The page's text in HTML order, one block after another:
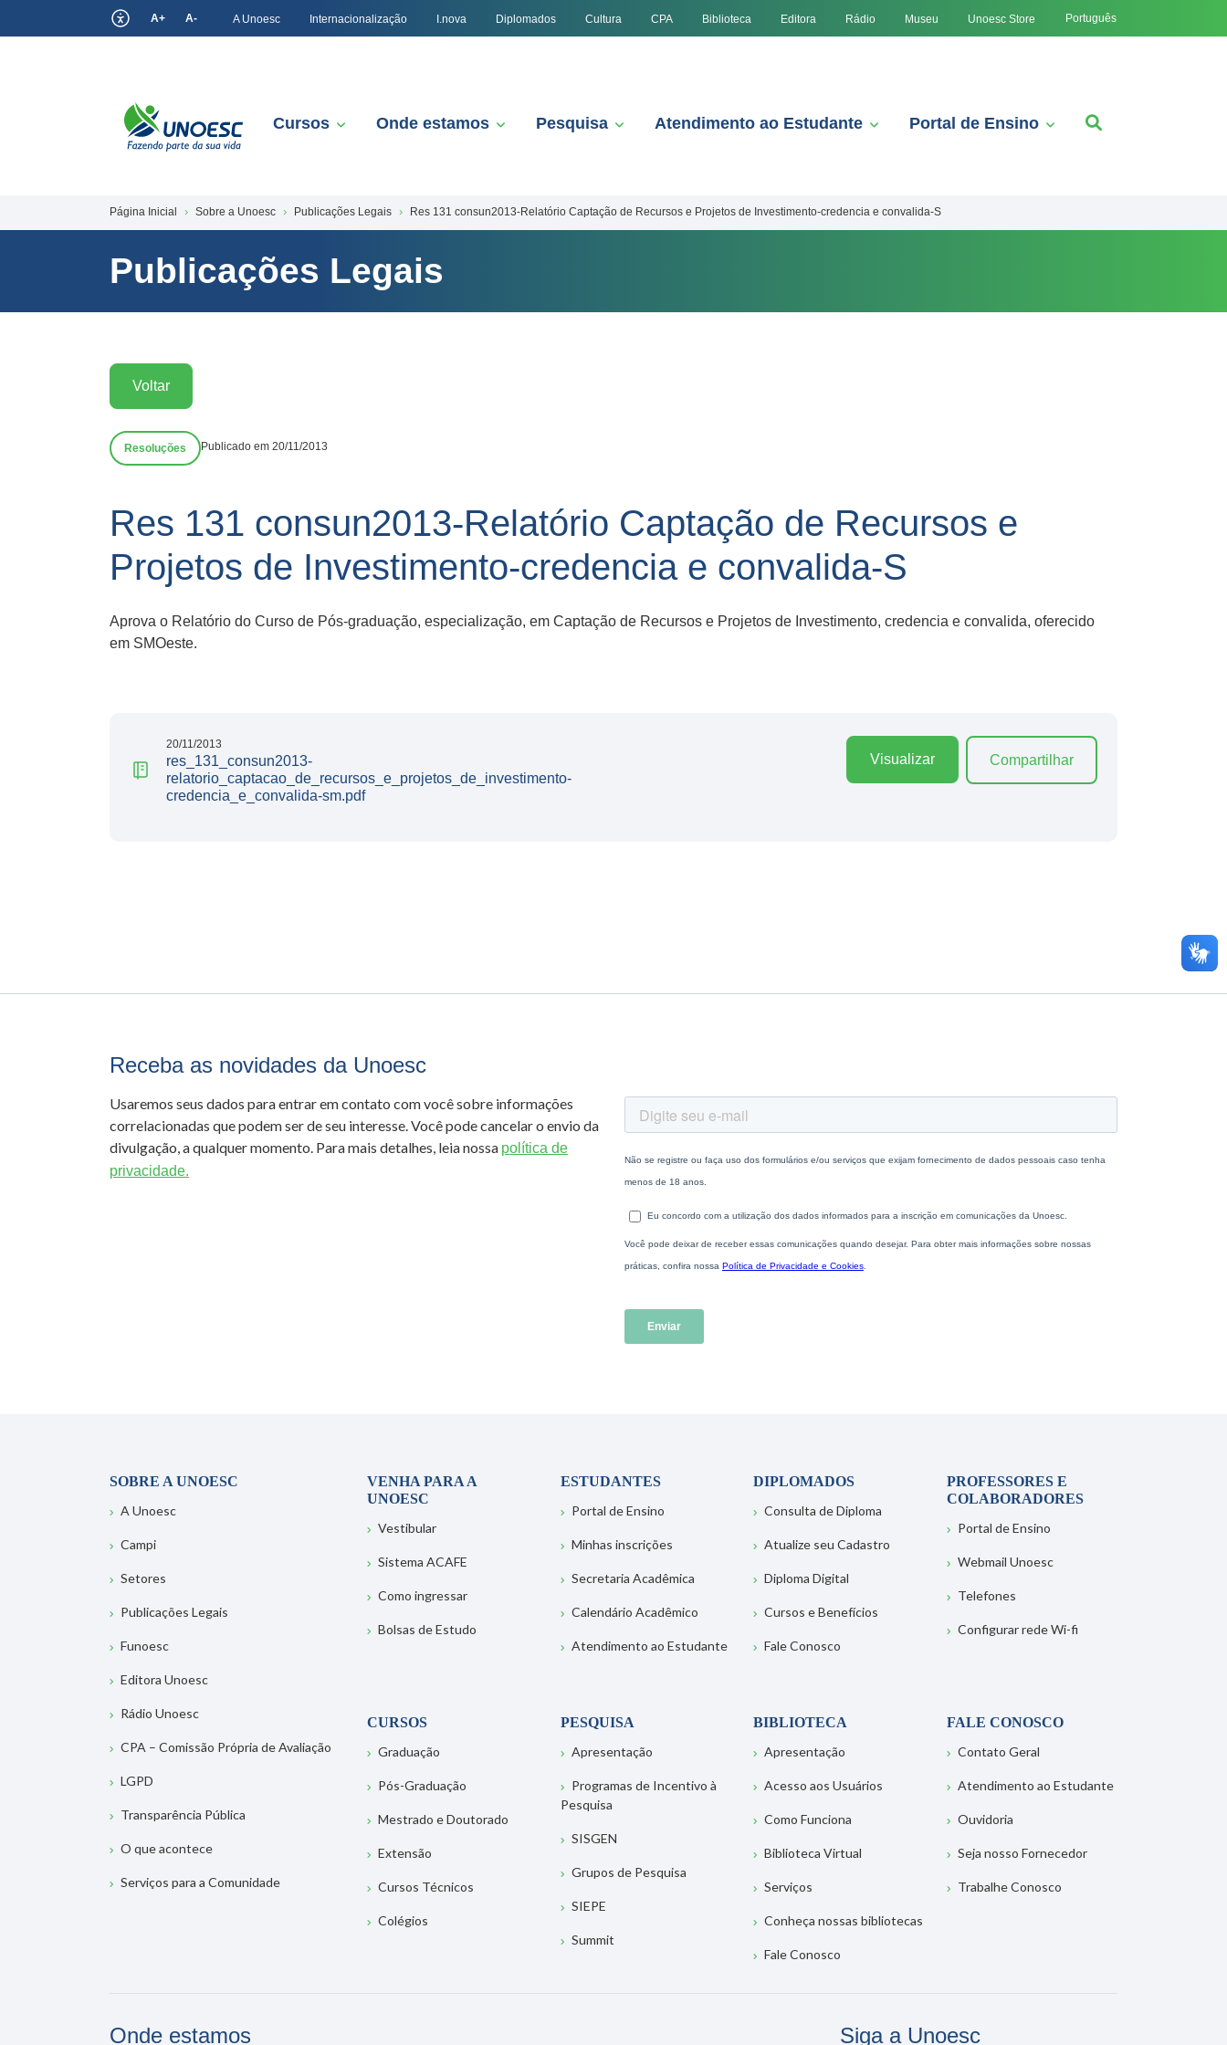
A+ A- A Unoesc Internacionalização I.nova Diplomados Cultura CPA Biblioteca Editora Rádio Museu Unoesc Store Português
Cursos Onde estamos Pesquisa Atendimento ao Estudante Portal de Ensino
Página Inicial Sobre a Unoesc Publicações Legais Res 131 consun2013-Relatório Captação de Recursos e Projetos de Investimento-credencia e convalida-S
Publicações Legais
Voltar
Resoluções Publicado em 20/11/2013
Res 131 consun2013-Relatório Captação de Recursos e
Projetos de Investimento-credencia e convalida-S
Aprova o Relatório do Curso de Pós-graduação, especialização, em Captação de Recursos e Projetos de Investimento, credencia e convalida, oferecido
em SMOeste.
20/11/2013
res_131_consun2013-
relatorio_captacao_de_recursos_e_projetos_de_investimento-
credencia_e_convalida-sm.pdf
Visualizar Compartilhar
Receba as novidades da Unoesc
Usaremos seus dados para entrar em contato com você sobre informações
correlacionadas que podem ser de seu interesse. Você pode cancelar o envio da
divulgação, a qualquer momento. Para mais detalhes, leia nossa política de
privacidade.
SOBRE A UNOESC
A Unoesc
Campi
Setores
Publicações Legais
Funoesc
Editora Unoesc
Rádio Unoesc
CPA – Comissão Própria de Avaliação
LGPD
Transparência Pública
O que acontece
Serviços para a Comunidade
VENHA PARA A
UNOESC
Vestibular
Sistema ACAFE
Como ingressar
Bolsas de Estudo
ESTUDANTES
Portal de Ensino
Minhas inscrições
Secretaria Acadêmica
Calendário Acadêmico
Atendimento ao Estudante
DIPLOMADOS
Consulta de Diploma
Atualize seu Cadastro
Diploma Digital
Cursos e Benefícios
Fale Conosco
PROFESSORES E
COLABORADORES
Portal de Ensino
Webmail Unoesc
Telefones
Configurar rede Wi-fi
CURSOS
Graduação
Pós-Graduação
Mestrado e Doutorado
Extensão
Cursos Técnicos
Colégios
PESQUISA
Apresentação
Programas de Incentivo à
Pesquisa
SISGEN
Grupos de Pesquisa
SIEPE
Summit
BIBLIOTECA
Apresentação
Acesso aos Usuários
Como Funciona
Biblioteca Virtual
Serviços
Conheça nossas bibliotecas
Fale Conosco
FALE CONOSCO
Contato Geral
Atendimento ao Estudante
Ouvidoria
Seja nosso Fornecedor
Trabalhe Conosco
Onde estamos Siga a Unoesc